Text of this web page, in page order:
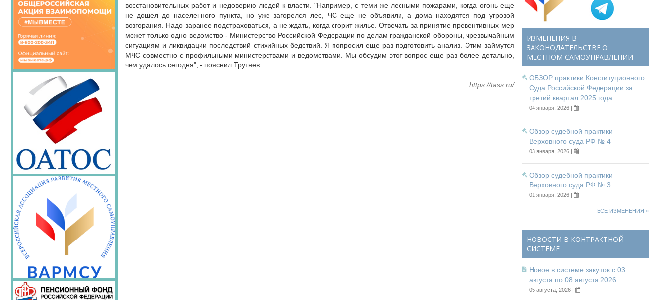
восстановительных работ и недоверию людей к власти. "Например, с теми же лесными пожарами, когда огонь еще
не дошел до населенного пункта, но уже загорелся лес, ЧС еще не объявили, а дома находятся под угрозой
возгорания. Надо заранее подстраховаться, а не ждать, когда сгорит жилье. Отвечать за принятие превентивных мер
может только одно ведомство - Министерство Российской Федерации по делам гражданской обороны, чрезвычайным
ситуациям и ликвидации последствий стихийных бедствий. Я попросил еще раз подготовить анализ. Этим займутся
МЧС совместно с профильными министерствами и ведомствами. Мы обсудим этот вопрос еще раз более детально,
чем удалось сегодня", - пояснил Трутнев.
https://tass.ru/
ИЗМЕНЕНИЯ В
ЗАКОНОДАТЕЛЬСТВЕ О
МЕСТНОМ САМОУПРАВЛЕНИИ
ОБЗОР практики Конституционного
Суда Российской Федерации за
третий квартал 2025 года
04 января, 2026 |
Обзор судебной практики
Верховного суда РФ № 4
03 января, 2026 |
Обзор судебной практики
Верховного суда РФ № 3
01 января, 2026 |
ВСЕ ИЗМЕНЕНИЯ »
НОВОСТИ В КОНТРАКТНОЙ
СИСТЕМЕ
Новое в системе закупок с 03
августа по 08 августа 2026
05 августа, 2026 |